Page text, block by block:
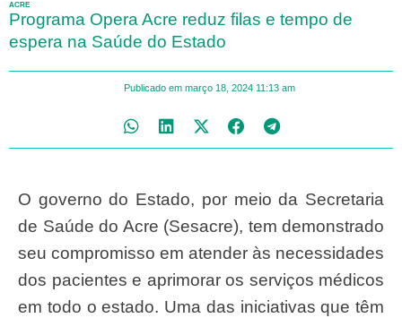
ACRE
Programa Opera Acre reduz filas e tempo de
espera na Saúde do Estado
Publicado em março 18, 2024 11:13 am
O governo do Estado, por meio da Secretaria
de Saúde do Acre (Sesacre), tem demonstrado
seu compromisso em atender às necessidades
dos pacientes e aprimorar os serviços médicos
em todo o estado. Uma das iniciativas que têm